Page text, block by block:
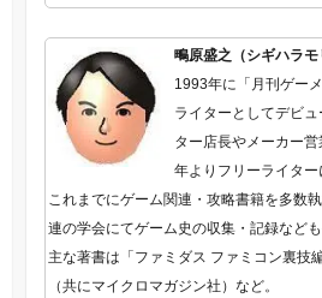
鴫原盛之（シギハラモ
1993年に「月刊ゲー
ライターとしてデビ
ター店長やメーカー
年よりフリーライター
これまでにゲーム関連・攻略書籍を多数
連の学会にてゲーム史の収集・記録なども
主な著書は「ファミダス ファミコン裏技
（共にマイクロマガジン社）など。